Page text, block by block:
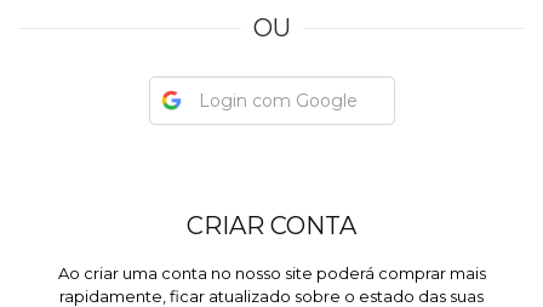
OU
Login com Google
CRIAR CONTA
Ao criar uma conta no nosso site poderá comprar mais
rapidamente, ficar atualizado sobre o estado das suas